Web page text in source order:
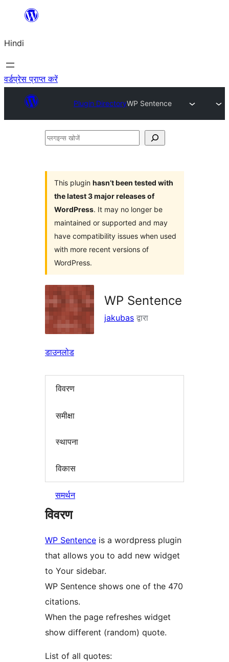
सामग्री
जाएं
Hindi
वर्डप्रेस प्राप्त करें
Plugin DirectoryWP Sentence
प्लगइन्स
This plugin hasn’t been tested with
the latest 3 major releases of
WordPress. It may no longer be
maintained or supported and may
have compatibility issues when used
with more recent versions of
WordPress.
WP Sentence
jakubas द्वारा
डाउनलोड
विवरण
समीक्षा
स्थापना
विकास
समर्थन
विवरण
WP Sentence is a wordpress plugin
that allows you to add new widget
to Your sidebar.
WP Sentence shows one of the 470
citations.
When the page refreshes widget
show different (random) quote.
List of all quotes: